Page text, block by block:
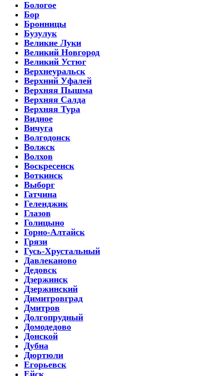
Бологое
Бор
Бронницы
Бузулук
Великие Луки
Великий Новгород
Великий Устюг
Верхнеуральск
Верхний Уфалей
Верхняя Пышма
Верхняя Салда
Верхняя Тура
Видное
Вичуга
Волгодонск
Волжск
Волхов
Воскресенск
Воткинск
Выборг
Гатчина
Геленджик
Глазов
Голицыно
Горно-Алтайск
Грязи
Гусь-Хрустальный
Давлеканово
Дедовск
Дзержинск
Дзержинский
Димитровград
Дмитров
Долгопрудный
Домодедово
Донской
Дубна
Дюртюли
Егорьевск
Ейск